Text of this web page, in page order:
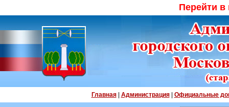
Перейти
Главная| Администрация| Официальные